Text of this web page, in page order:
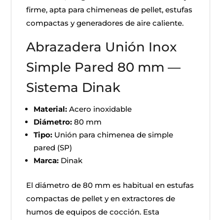
firme, apta para chimeneas de pellet, estufas
compactas y generadores de aire caliente.
Abrazadera Unión Inox
Simple Pared 80 mm —
Sistema Dinak
Material: Acero inoxidable
Diámetro: 80 mm
Tipo: Unión para chimenea de simple
pared (SP)
Marca: Dinak
El diámetro de 80 mm es habitual en estufas
compactas de pellet y en extractores de
humos de equipos de cocción. Esta